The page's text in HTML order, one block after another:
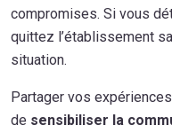
compromises. Si vous
quittez l’établissement
situation.
Partager vos
de sensibiliser la